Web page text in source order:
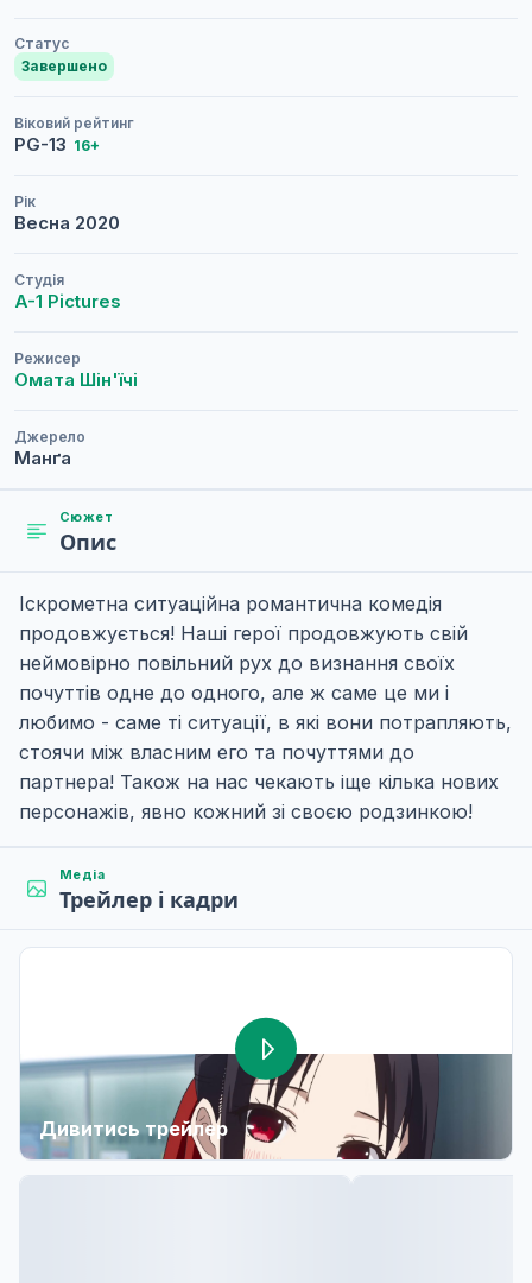
Статус
Завершено
Віковий рейтинг
PG-13 16+
Рік
Весна 2020
Студія
A-1 Pictures
Режисер
Омата Шін'їчі
Джерело
Манґа
Сюжет
Опис
Іскрометна ситуаційна романтична комедія
продовжується! Наші герої продовжують свій
неймовірно повільний рух до визнання своїх
почуттів одне до одного, але ж саме це ми і
любимо - саме ті ситуації, в які вони потрапляють,
стоячи між власним его та почуттями до
партнера! Також на нас чекають іще кілька нових
персонажів, явно кожний зі своєю родзинкою!
Медіа
Трейлер і кадри
Дивитись трейлер